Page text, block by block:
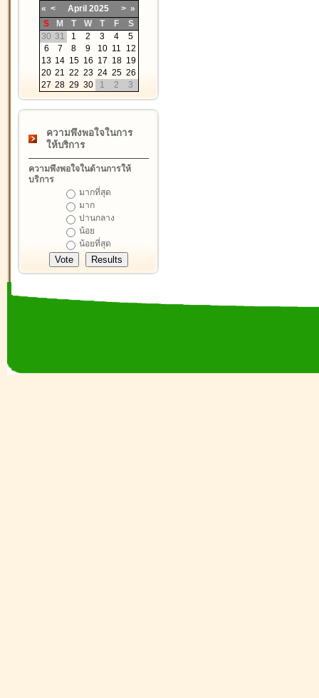
« < April 2025 > »
S
M T W T F
S
30 31 1 2 3 4
5
6
7 8 9 10 11
12
13 14 15 16 17 18 19
20 21 22 23 24 25 26
27 28 29 30 1 2 3
ความพึงพอใจในการ
ให้บริการ
ความพึงพอใจในด้านการให้
บริการ
มากที่สุด
มาก
ปานกลาง
น้อย
น้อยที่สุด